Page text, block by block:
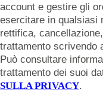
account e gestire gli
esercitare in qualsiasi
rettifica,
trattamento scrivendo
Può consultare
trattamento dei suoi
SULLA PRIVACY.